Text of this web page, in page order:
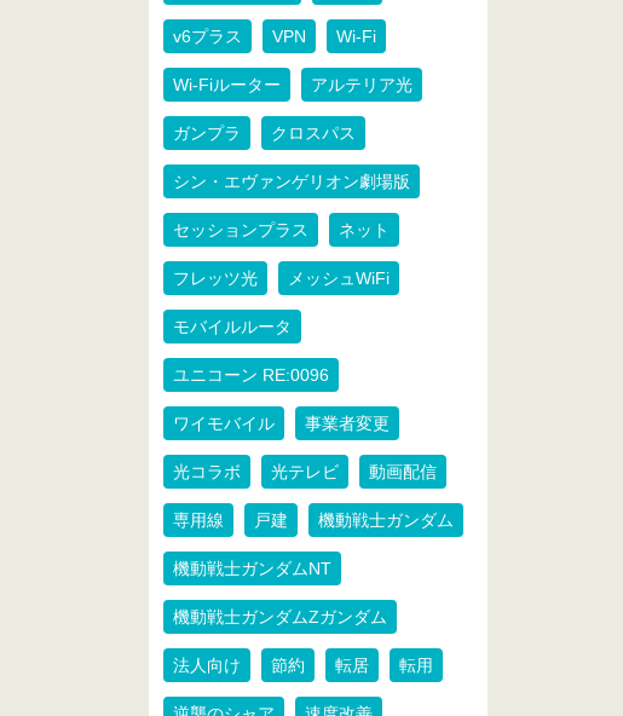
v6プラス VPN Wi-Fi
Wi-Fiルーター アルテリア光
ガンプラ クロスパス
シン・エヴァンゲリオン劇場版
セッションプラス ネット
フレッツ光 メッシュWiFi
モバイルルータ
ユニコーン RE:0096
ワイモバイル 事業者変更
光コラボ 光テレビ 動画配信
専用線 戸建 機動戦士ガンダム
機動戦士ガンダムNT
機動戦士ガンダムZガンダム
法人向け 節約 転居 転用